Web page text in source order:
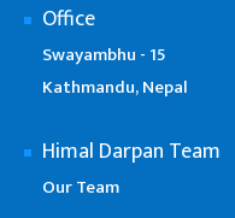
Office
Swayambhu - 15
Kathmandu, Nepal
Himal Darpan Team
Our Team